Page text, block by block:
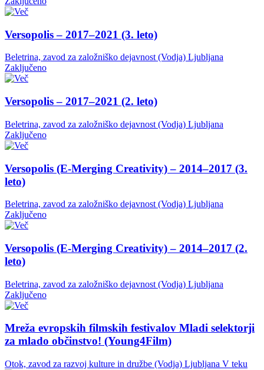
Versopolis – 2017–2021 (3. leto)
Beletrina, zavod za založniško dejavnost (Vodja) Ljubljana
Zaključeno
Versopolis – 2017–2021 (2. leto)
Beletrina, zavod za založniško dejavnost (Vodja) Ljubljana
Zaključeno
Versopolis (E-Merging Creativity) – 2014–2017 (3.
leto)
Beletrina, zavod za založniško dejavnost (Vodja) Ljubljana
Zaključeno
Versopolis (E-Merging Creativity) – 2014–2017 (2.
leto)
Beletrina, zavod za založniško dejavnost (Vodja) Ljubljana
Zaključeno
Mreža evropskih filmskih festivalov Mladi selektorji
za mlado občinstvo! (Young4Film)
Otok, zavod za razvoj kulture in družbe (Vodja) Ljubljana V teku